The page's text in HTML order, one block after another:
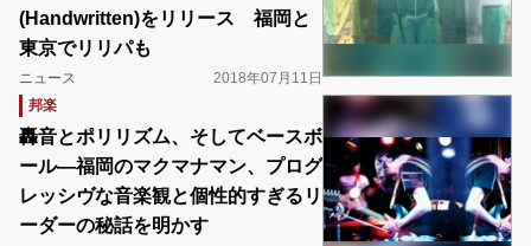
(Handwritten)をリリース 福岡と
東京でリリパも
ニュース
2018年07月11日
邦楽
轟音とポリリズム、そしてベースボ
ール―福岡のマクマナマン、プログ
レッシヴな音楽観と個性的すぎるリ
ーダーの秘話を明かす